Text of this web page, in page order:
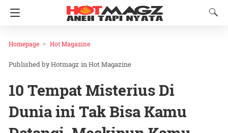
Homepage Hot Magazine
Hotmagz inHot Magazine
10 Tempat Misterius Di
Dunia ini Tak Bisa Kamu